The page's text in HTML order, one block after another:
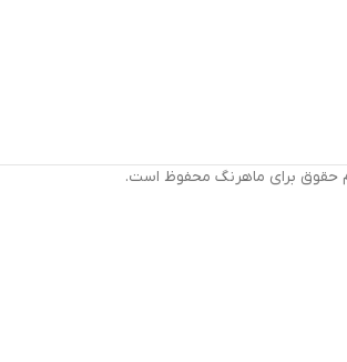
حقوق برای ماهرنگ محفوظ است.